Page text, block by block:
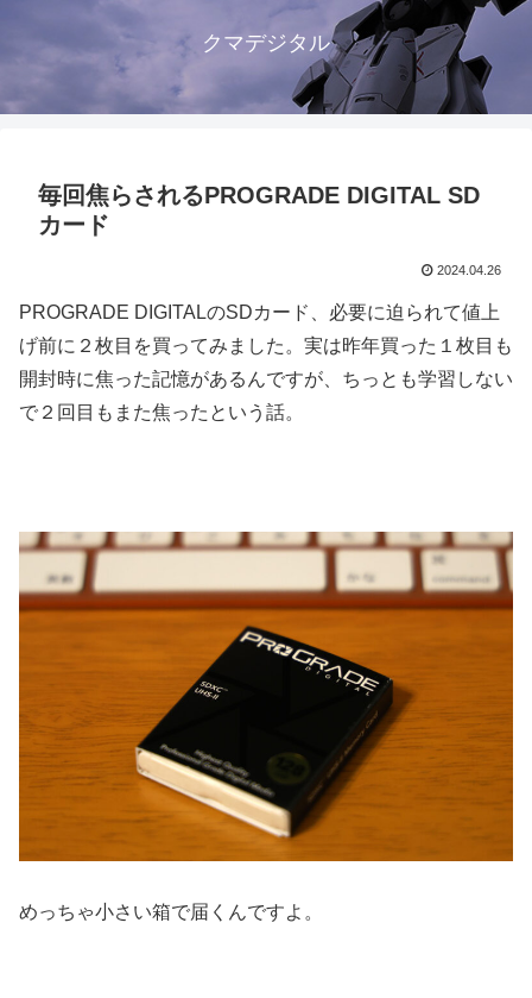
クマデジタル
毎回焦らされるPROGRADE DIGITAL SD
カード
2024.04.26
PROGRADE DIGITALのSDカード、必要に迫られて値上
げ前に２枚目を買ってみました。実は昨年買った１枚目も
開封時に焦った記憶があるんですが、ちっとも学習しない
で２回目もまた焦ったという話。
めっちゃ小さい箱で届くんですよ。